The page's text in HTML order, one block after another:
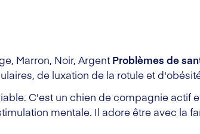
Marron, Noir, Argent Problèmes de
de luxation de la rotule et
C'est un chien de compagnie actif
mentale. Il adore être avec la